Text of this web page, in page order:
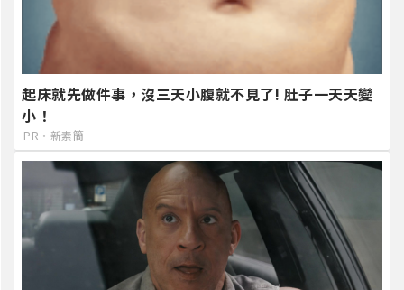
起床就先做件事，沒三天小腹就不見了! 肚子一天天變
小！
PR・新素簡